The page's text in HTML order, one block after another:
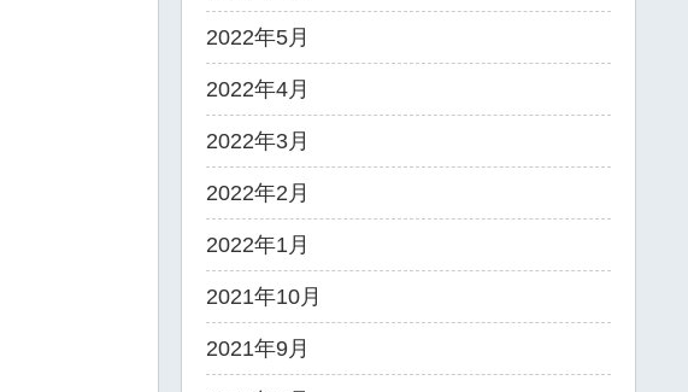
2022年5月
2022年4月
2022年3月
2022年2月
2022年1月
2021年10月
2021年9月